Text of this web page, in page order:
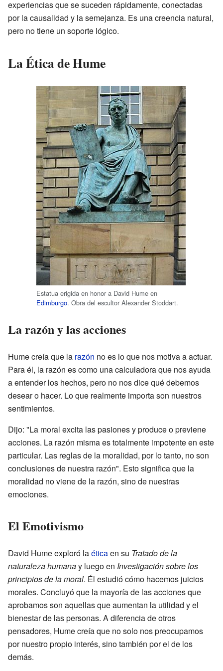
experiencias que se suceden rápidamente, conectadas
por la causalidad y la semejanza. Es una creencia natural,
pero no tiene un soporte lógico.
La Ética de Hume
Estatua erigida en honor a David Hume en
Edimburgo. Obra del escultor Alexander Stoddart.
La razón y las acciones
Hume creía que la razón no es lo que nos motiva a actuar.
Para él, la razón es como una calculadora que nos ayuda
a entender los hechos, pero no nos dice qué debemos
desear o hacer. Lo que realmente importa son nuestros
sentimientos.
Dijo: "La moral excita las pasiones y produce o previene
acciones. La razón misma es totalmente impotente en este
particular. Las reglas de la moralidad, por lo tanto, no son
conclusiones de nuestra razón". Esto significa que la
moralidad no viene de la razón, sino de nuestras
emociones.
El Emotivismo
David Hume exploró laéticaen su Tratado de la
naturaleza humanay luego en Investigación sobre los
principios de la moral. Él estudió cómo hacemos juicios
morales. Concluyó que la mayoría de las acciones que
aprobamos son aquellas que aumentan la utilidad y el
bienestar de las personas. A diferencia de otros
pensadores, Hume creía que no solo nos preocupamos
por nuestro propio interés, sino también por el de los
demás.